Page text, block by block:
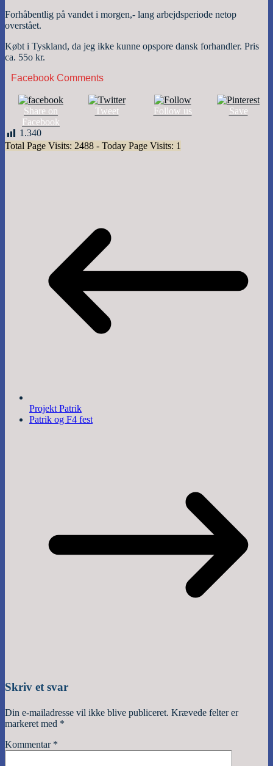
Forhåbentlig på vandet i morgen,- lang arbejdsperiode netop
overstået.
Købt i Tyskland, da jeg ikke kunne opspore dansk forhandler. Pris
ca. 55o kr.
Facebook Comments
Share on
Facebook
Tweet Follow us Save
1.340
Total Page Visits: 2488 - Today Page Visits: 1
Projekt Patrik
Patrik og F4 fest
Skriv et svar
Din e-mailadresse vil ikke blive publiceret. Krævede felter er
markeret med *
Kommentar *